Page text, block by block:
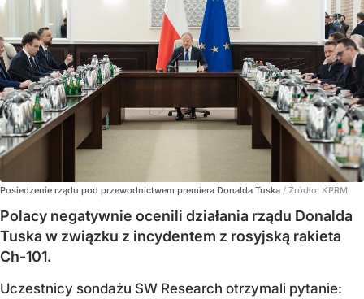
Posiedzenie rządu pod przewodnictwem premiera Donalda Tuska / Źródło: KPRM
Polacy negatywnie ocenili działania rządu Donalda
Tuska w związku z incydentem z rosyjską rakieta
Ch-101.
Uczestnicy sondażu SW Research otrzymali pytanie: